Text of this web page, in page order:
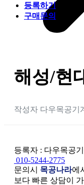
등록하기
구매문의
해성/현
작성자 다우목공기
등록자 : 다우목공기
010-5244-2775
문의시 목공나라에
보다 빠른 상담이